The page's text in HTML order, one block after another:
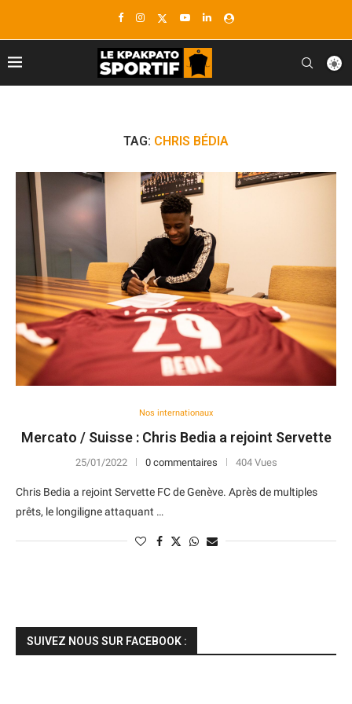
TAG: CHRIS BÉDIA
Nos internationaux
Mercato / Suisse : Chris Bedia a rejoint Servette
25/01/2022 0 commentaires 404 Vues
Chris Bedia a rejoint Servette FC de Genève. Après de multiples
prêts, le longiligne attaquant …
SUIVEZ NOUS SUR FACEBOOK :